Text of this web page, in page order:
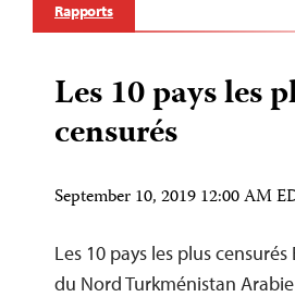
Rapports
Les 10 pays les
censurés
September 10, 2019 12:00 AM
Les 10 pays les plus
du Nord Turkménistan